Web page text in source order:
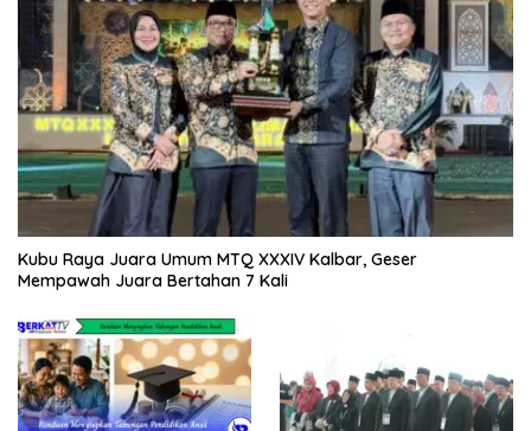
Kubu Raya Juara Umum MTQ XXXIV Kalbar, Geser
Mempawah Juara Bertahan 7 Kali